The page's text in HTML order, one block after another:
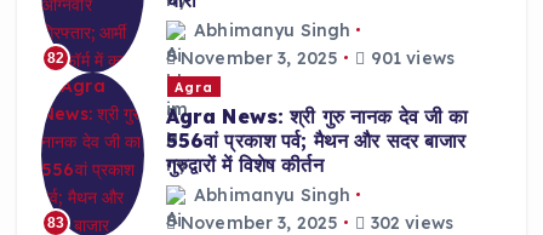
82
Abhimanyu Singh
November 3, 2025
901 views
83
Agra
Agra News: श्री गुरु नानक देव जी का
556वां प्रकाश पर्व; मैथन और सदर बाजार
गुरुद्वारों में विशेष कीर्तन
Abhimanyu Singh
November 3, 2025
302 views